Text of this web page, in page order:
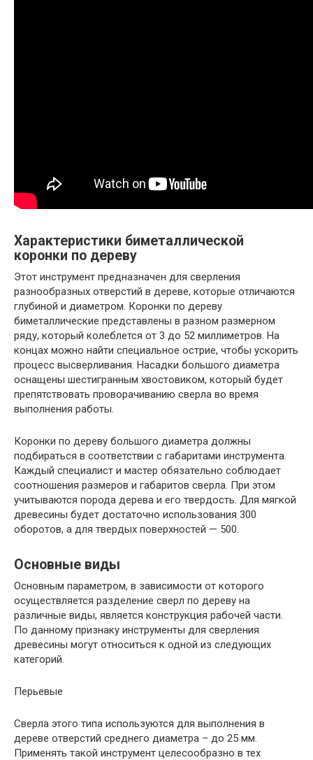
Характеристики биметаллической
коронки по дереву
Этот инструмент предназначен для сверления
разнообразных отверстий в дереве, которые отличаются
глубиной и диаметром. Коронки по дереву
биметаллические представлены в разном размерном
ряду, который колеблется от 3 до 52 миллиметров. На
концах можно найти специальное острие, чтобы ускорить
процесс высверливания. Насадки большого диаметра
оснащены шестигранным хвостовиком, который будет
препятствовать проворачиванию сверла во время
выполнения работы.
Коронки по дереву большого диаметра должны
подбираться в соответствии с габаритами инструмента.
Каждый специалист и мастер обязательно соблюдает
соотношения размеров и габаритов сверла. При этом
учитываются порода дерева и его твердость. Для мягкой
древесины будет достаточно использования 300
оборотов, а для твердых поверхностей — 500.
Основные виды
Основным параметром, в зависимости от которого
осуществляется разделение сверл по дереву на
различные виды, является конструкция рабочей части.
По данному признаку инструменты для сверления
древесины могут относиться к одной из следующих
категорий.
Перьевые
Сверла этого типа используются для выполнения в
дереве отверстий среднего диаметра – до 25 мм.
Применять такой инструмент целесообразно в тех